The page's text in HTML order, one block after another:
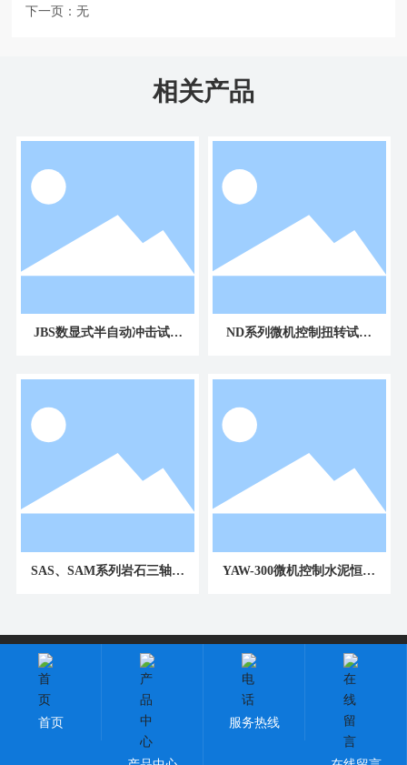
下一页：无
相关产品
JBS数显式半自动冲击试验
ND系列微机控制扭转试验
SAS、SAM系列岩石三轴试
YAW-300微机控制水泥恒应
版权所有：长春方锐科技有限公司
吉ICP备2023003118号-1
技术支持：中企动力
SEO标签
首页 服务热线